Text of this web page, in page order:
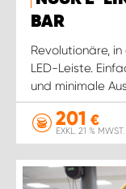
BAR
Revolutionäre,
LED-Leiste.
und minimale
201 €
EXKL. 21 % MWST.